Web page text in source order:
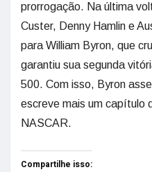
prorrogação. Na última
Custer, Denny Hamlin e
para William Byron, que
garantiu sua segunda
500. Com isso, Byron
escreve mais um capítulo
NASCAR.
Compartilhe isso: